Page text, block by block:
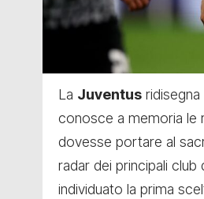
La Juventus
conosce a memoria le
dovesse portare al
radar dei principali club
individuato la prima